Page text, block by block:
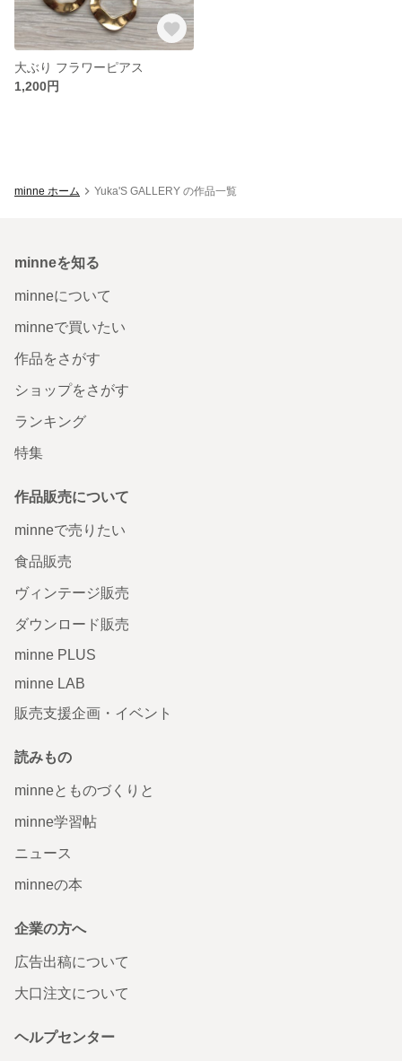
大ぶり フラワーピアス
1,200円
minne ホーム Yuka'S GALLERY の作品一覧
minneを知る
minneについて
minneで買いたい
作品をさがす
ショップをさがす
ランキング
特集
作品販売について
minneで売りたい
食品販売
ヴィンテージ販売
ダウンロード販売
minne PLUS
minne LAB
販売支援企画・イベント
読みもの
minneとものづくりと
minne学習帖
ニュース
minneの本
企業の方へ
広告出稿について
大口注文について
ヘルプセンター